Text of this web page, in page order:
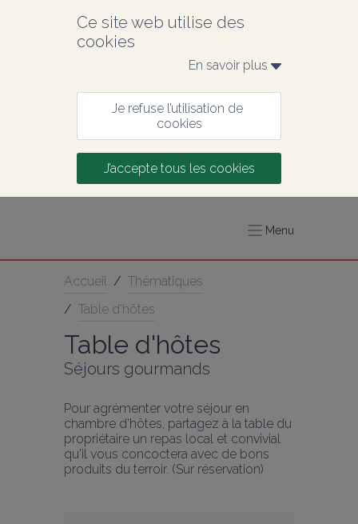
Ce site web utilise des
cookies
En savoir plus
Je refuse l’utilisation de
cookies
J’accepte tous les cookies
Menu
Accueil / Thématiques
/ Table d'hôtes
Table d'hôtes
Séjours gourmands
Pour agrémenter votre séjour en
chambre d'hôtes, partagez à la table du
propriétaire un repas local et convivial
qu'il vous concoctera avec de bons
produits du terroir. (Sur réservation)